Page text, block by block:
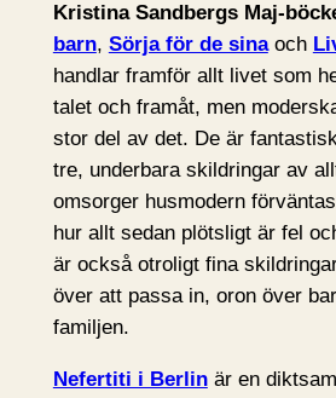
Kristina Sandbergs Maj-
barn, Sörja för de sinaoch
handlar framför allt livet som
talet och framåt, men
stor del av det. De är
tre, underbara skildringar av
omsorger husmodern
hur allt sedan plötsligt är fel
är också otroligt fina
över att passa in, oron över
familjen.
Nefertiti i Berlinär en